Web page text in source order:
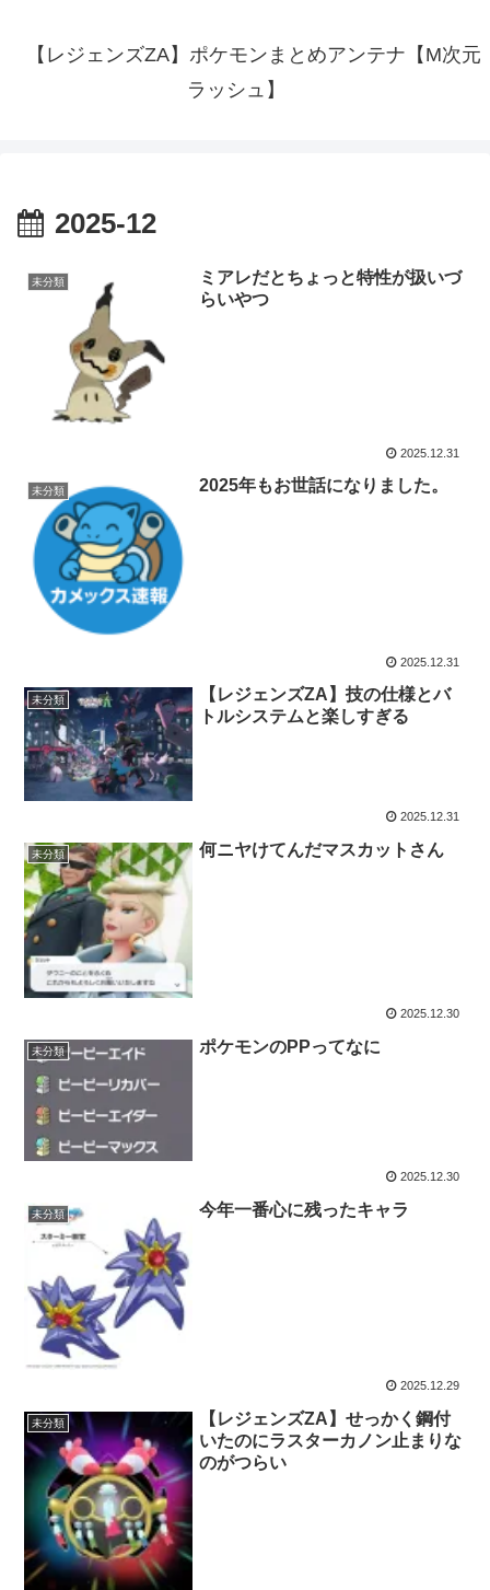
【レジェンズZA】ポケモンまとめアンテナ【M次元
ラッシュ】
2025-12
未分類
ミアレだとちょっと特性が扱いづ
らいやつ
2025.12.31
未分類 2025年もお世話になりました。
2025.12.31
未分類
【レジェンズZA】技の仕様とバ
トルシステムと楽しすぎる
2025.12.31
未分類 何ニヤけてんだマスカットさん
2025.12.30
未分類 ポケモンのPPってなに
2025.12.30
未分類 今年一番心に残ったキャラ
2025.12.29
未分類
【レジェンズZA】せっかく鋼付
いたのにラスターカノン止まりな
のがつらい